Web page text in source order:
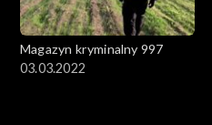
Magazyn kryminalny 997
03.03.2022